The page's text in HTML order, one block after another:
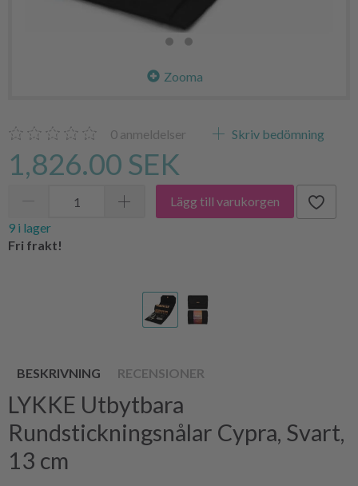
Zooma
0 anmeldelser Skriv bedömning
1,826.00 SEK
Lägg till varukorgen
9 i lager
Fri frakt!
BESKRIVNING RECENSIONER
LYKKE Utbytbara
Rundstickningsnålar Cypra, Svart,
13 cm